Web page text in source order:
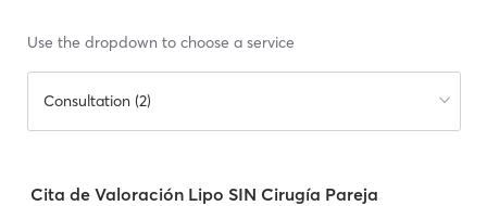
Use the dropdown to choose a service
Consultation (2)
Cita de Valoración Lipo SIN Cirugía Pareja